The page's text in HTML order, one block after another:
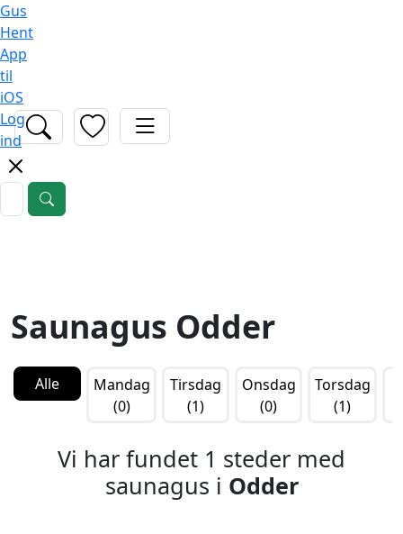
Gus
Hent
App
til
iOS
Log
ind
Saunagus Odder
Alle
Mandag
(0)
Tirsdag
(1)
Onsdag
(0)
Torsdag
(1)
Vi har fundet 1 steder med
saunagus i Odder